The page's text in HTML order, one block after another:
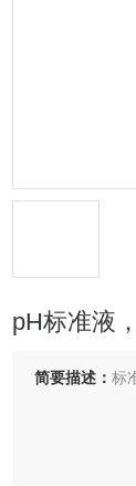
pH标准液
简要描述：标